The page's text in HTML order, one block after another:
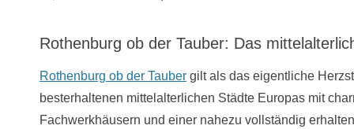
Rothenburg ob der Tauber: Das
Rothenburg ob der Tauber gilt als das eigentliche
besterhaltenen mittelalterlichen Städte Europas mit
Fachwerkhäusern und einer nahezu vollständig